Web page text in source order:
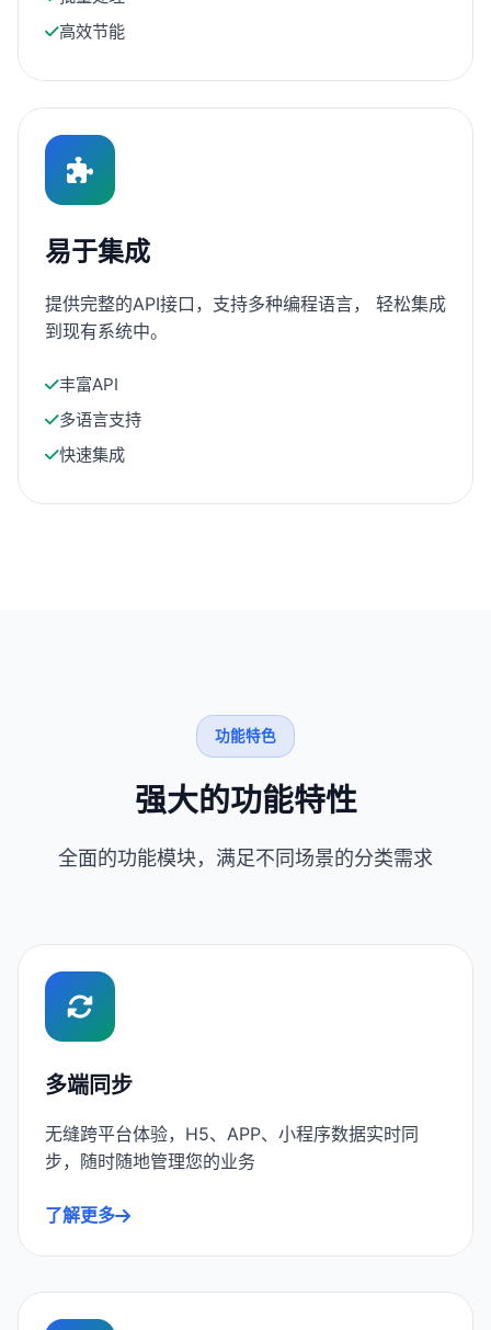
高效节能
易于集成
提供完整的API接口，支持多种编程语言， 轻松集成
到现有系统中。
丰富API
多语言支持
快速集成
功能特色
强大的功能特性
全面的功能模块，满足不同场景的分类需求
多端同步
无缝跨平台体验，H5、APP、小程序数据实时同
步，随时随地管理您的业务
了解更多